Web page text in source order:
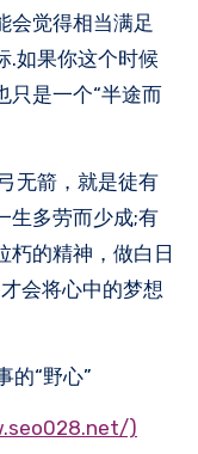
会觉得相当满足
.如果你这个时候
只是一个“半途而
无箭，就是徒有
生多劳而少成;有
朽的精神，做白日
会将心中的梦想
的“野心”
)